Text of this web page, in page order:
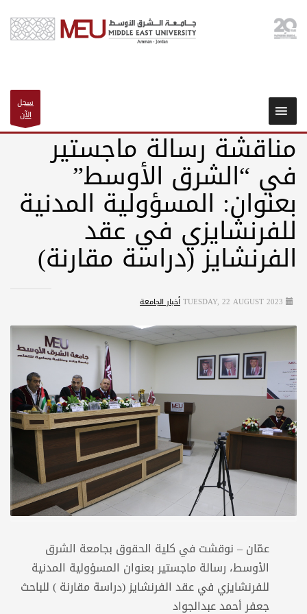
سجل
الآن
مناقشة رسالة ماجستير
في “الشرق الأوسط”
بعنوان: المسؤولية المدنية
للفرنشايزي في عقد
الفرنشايز (دراسة مقارنة)
TUESDAY, 22 AUGUST 2023أخبار الجامعة
عمّان – نوقشت في كلية الحقوق بجامعة الشرق
الأوسط، رسالة ماجستير بعنوان المسؤولية المدنية
للفرنشايزي في عقد الفرنشايز (دراسة مقارنة ) للباحث
جعفر أحمد عبدالجواد